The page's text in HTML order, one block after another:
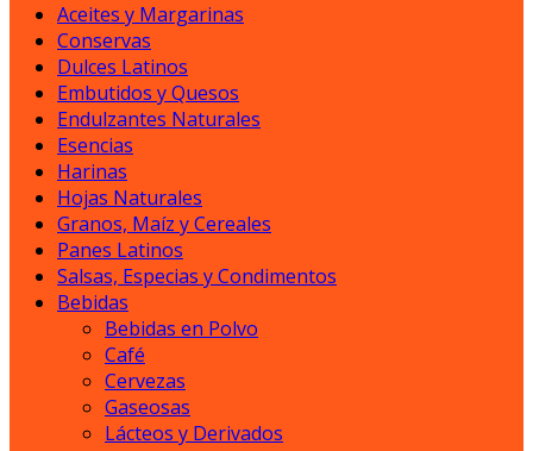
Aceites y Margarinas
Conservas
Dulces Latinos
Embutidos y Quesos
Endulzantes Naturales
Esencias
Harinas
Hojas Naturales
Granos, Maíz y Cereales
Panes Latinos
Salsas, Especias y Condimentos
Bebidas
Bebidas en Polvo
Café
Cervezas
Gaseosas
Lácteos y Derivados